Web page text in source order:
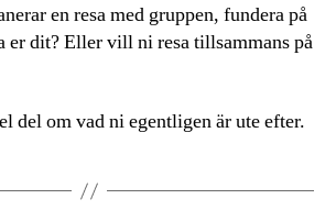
en resa med gruppen, fundera på
er dit? Eller vill ni resa tillsammans på
del om vad ni egentligen är ute efter.